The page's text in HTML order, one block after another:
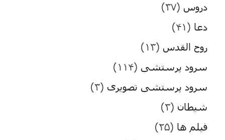
دروس (۳۷)
دعا (۴۱)
روح القدس (۱۳)
سرود پرستشی (۱۱۴)
سرود پرستشی تصویری (۳)
شیطان (۳)
فیلم ها (۲۵)